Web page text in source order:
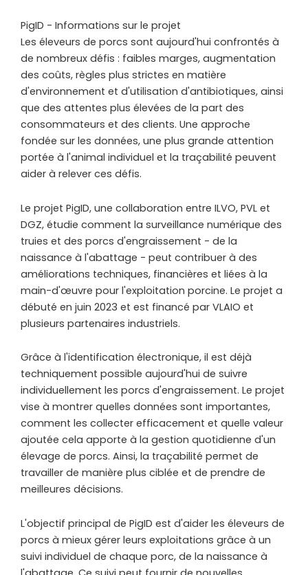
PigID - Informations sur le projet
Les éleveurs de porcs sont aujourd'hui confrontés à
de nombreux défis : faibles marges, augmentation
des coûts, règles plus strictes en matière
d'environnement et d'utilisation d'antibiotiques, ainsi
que des attentes plus élevées de la part des
consommateurs et des clients. Une approche
fondée sur les données, une plus grande attention
portée à l'animal individuel et la traçabilité peuvent
aider à relever ces défis.
Le projet PigID, une collaboration entre ILVO, PVL et
DGZ, étudie comment la surveillance numérique des
truies et des porcs d'engraissement - de la
naissance à l'abattage - peut contribuer à des
améliorations techniques, financières et liées à la
main-d'œuvre pour l'exploitation porcine. Le projet a
débuté en juin 2023 et est financé par VLAIO et
plusieurs partenaires industriels.
Grâce à l'identification électronique, il est déjà
techniquement possible aujourd'hui de suivre
individuellement les porcs d'engraissement. Le projet
vise à montrer quelles données sont importantes,
comment les collecter efficacement et quelle valeur
ajoutée cela apporte à la gestion quotidienne d'un
élevage de porcs. Ainsi, la traçabilité permet de
travailler de manière plus ciblée et de prendre de
meilleures décisions.
L'objectif principal de PigID est d'aider les éleveurs de
porcs à mieux gérer leurs exploitations grâce à un
suivi individuel de chaque porc, de la naissance à